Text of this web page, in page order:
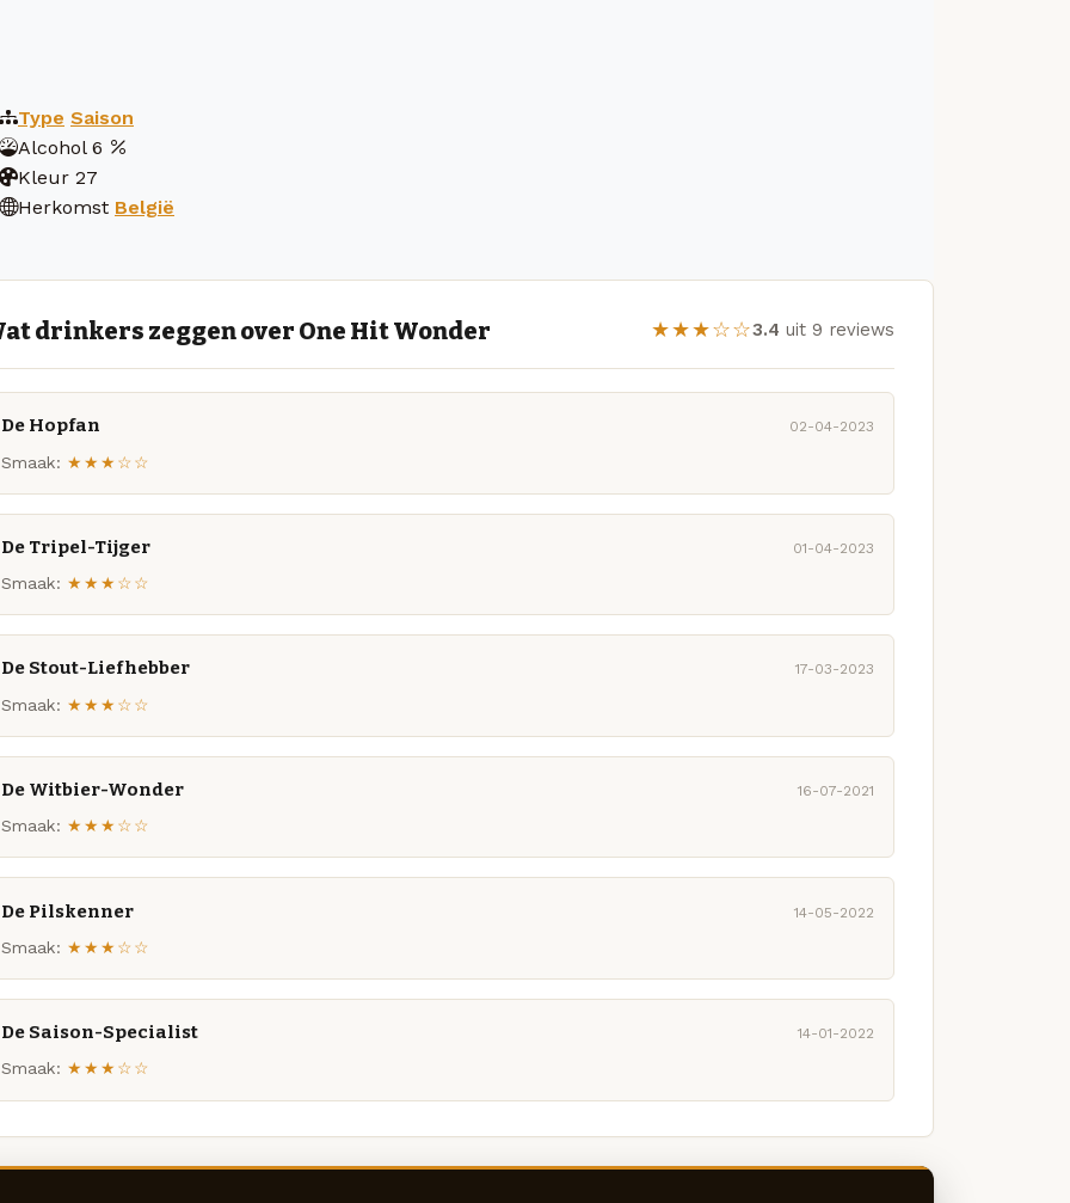
Type Saison
Alcohol 6
Kleur 27
Herkomst België
drinkers zeggen over One Hit Wonder ★★★☆☆3.4 uit 9 reviews
De Hopfan 02-04-2023
Smaak: ★★★☆☆
De Tripel-Tijger 01-04-2023
Smaak: ★★★☆☆
De Stout-Liefhebber 17-03-2023
Smaak: ★★★☆☆
De Witbier-Wonder 16-07-2021
Smaak: ★★★☆☆
De Pilskenner 14-05-2022
Smaak: ★★★☆☆
De Saison-Specialist 14-01-2022
Smaak: ★★★☆☆